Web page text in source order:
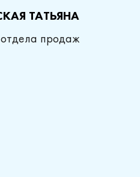
ТАТЬЯНА
продаж